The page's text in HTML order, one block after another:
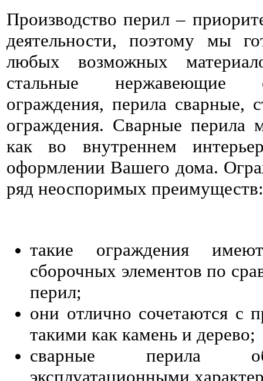
Производство перил –
деятельности, поэтому мы
любых возможных
стальные нержавеющие
ограждения, перила сварные,
ограждения. Сварные перила
как во внутреннем
оформлении Вашего дома.
ряд неоспоримых преимуществ:
такие ограждения
сборочных элементов по
перил;
они отлично сочетаются с
такими как камень и дерево;
сварные перила
эксплуатационными